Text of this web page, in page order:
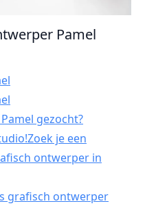
Pamel
gezocht?
je een
ontwerper in
grafisch ontwerper